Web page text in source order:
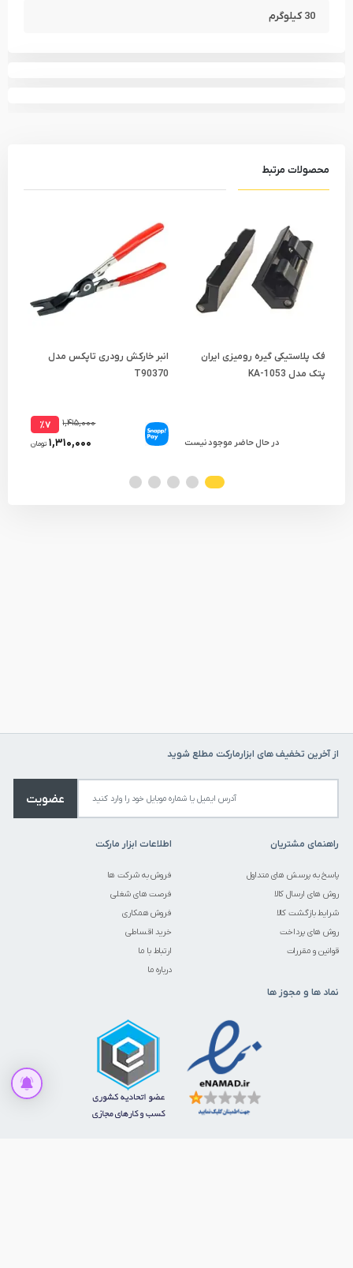
30 کیلوگرم
محصولات مرتبط
فک پلاستیکی گیره رومیزی ایران
پتک مدل KA-1053
در حال حاضر موجود نیست
انبر خارکش رودری تاپکس مدل
T90370
۱,۴۱۵,۰۰۰ ٪۷
۱,۳۱۰,۰۰۰ تومان
از آخرین تخفیف های ابزارمارکت مطلع شوید
عضویت
راهنمای مشتریان
پاسخ به پرسش های متداول
روش های ارسال کالا
شرایط بازگشت کالا
روش های پرداخت
قوانین و مقررات
اطلاعات ابزار مارکت
فروش به شرکت ها
فرصت های شغلی
فروش همکاری
خرید اقساطی
ارتباط با ما
درباره ما
نماد ها و مجوز ها
قیمت این کالا متغیر میباشد. می توانید برای استعلام قیمت تماس حاصل
برای قیمت تماس بگیرید